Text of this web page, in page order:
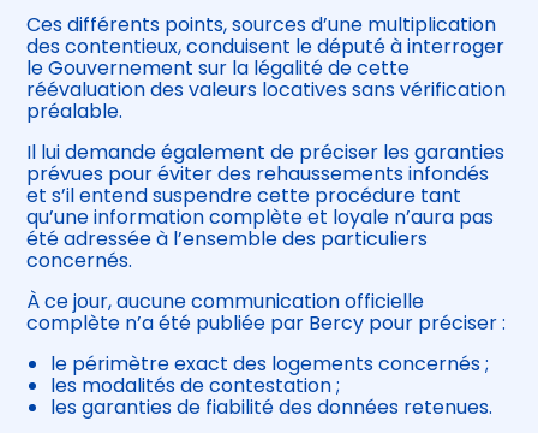
Ces différents points, sources d’une multiplication
des contentieux, conduisent le député à interroger
le Gouvernement sur la légalité de cette
réévaluation des valeurs locatives sans vérification
préalable.
Il lui demande également de préciser les garanties
prévues pour éviter des rehaussements infondés
et s’il entend suspendre cette procédure tant
qu’une information complète et loyale n’aura pas
été adressée à l’ensemble des particuliers
concernés.
À ce jour, aucune communication officielle
complète n’a été publiée par Bercy pour préciser :
le périmètre exact des logements concernés ;
les modalités de contestation ;
les garanties de fiabilité des données retenues.